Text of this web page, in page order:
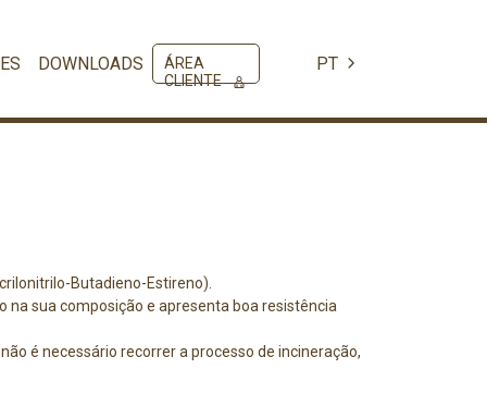
DOWNLOADS
ÁREA
CLIENTE
PT
Butadieno-Estireno).
na sua composição e apresenta boa resistência
é necessário recorrer a processo de incineração,